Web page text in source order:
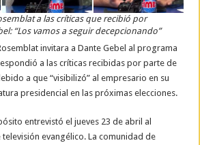
a las críticas que recibió por
“Los vamos a seguir decepcionando”
invitara a Dante Gebel al programa
a las críticas recibidas por parte de
a que “visibilizó” al empresario en su
presidencial en las próximas elecciones.
entrevistó el jueves 23 de abril al
evangélico. La comunidad de